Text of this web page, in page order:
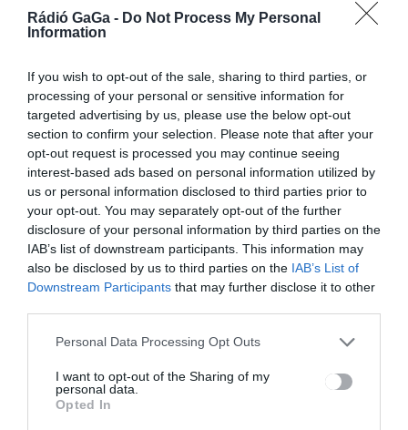
Rádió GaGa - Do Not Process My Personal
Information
If you wish to opt-out of the sale, sharing to third parties, or
processing of your personal or sensitive information for
targeted advertising by us, please use the below opt-out
section to confirm your selection. Please note that after your
opt-out request is processed you may continue seeing
interest-based ads based on personal information utilized by
us or personal information disclosed to third parties prior to
your opt-out. You may separately opt-out of the further
disclosure of your personal information by third parties on the
IAB’s list of downstream participants. This information may
also be disclosed by us to third parties on the IAB’s List of
Downstream Participants that may further disclose it to other
Personal Data Processing Opt Outs
I want to opt-out of the Sharing of my
personal data.
Opted In
Solyom Bernit koncertje előtt
faggattuk a guruló stúdióban
A képen diszkréten azt is jelezzük,
hogy hol találkozhattok
legközelebb marketinges
brigádunkkal